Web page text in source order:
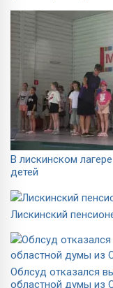
В лискинском
детей
Лискинский
Облсуд отказался
областной думы из